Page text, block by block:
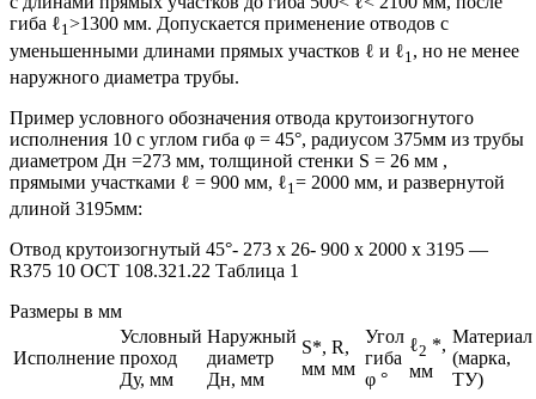
гиба ℓ1>1300 мм. Допускается применение отводов с
уменьшенными длинами прямых участков ℓ и ℓ1 , но не менее
наружного диаметра трубы.
Пример условного обозначения отвода крутоизогнутого
исполнения 10 с углом гиба φ = 45°, радиусом 375мм из трубы
диаметром Дн =273 мм, толщиной стенки S = 26 мм ,
прямыми участками ℓ = 900 мм, ℓ1 = 2000 мм, и развернутой
длиной 3195мм:
Отвод крутоизогнутый 45°- 273 х 26- 900 х 2000 х 3195 —
R375 10 ОСТ 108.321.22 Таблица 1
Размеры в мм
Исполнение
Условный
проход
Ду, мм
Наружный
диаметр
Дн, мм
S*,
мм
R,
мм
Угол
гиба
φ °
ℓ2 *,
мм
Материал
(марка,
ТУ)